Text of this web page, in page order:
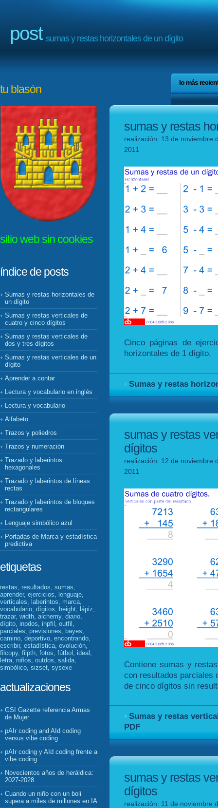
post sumas y restas horizontales de un dígito
lo más
tu blasón
sitio web sin cookies
índice de posts
Sumas y restas horizontales de
un dígito
Sumas y restas verticales de
cuatro y cinco dígitos
Sumas y restas verticales de
dos y tres dígitos
Sumas y restas verticales de un
dígito
Aprender a contar
Lectura y vocabulario en inglés
Lectura y vocabulario
Alfabeto
Trazos y poliedros
Trazos y numeración
Trazado y laberintos
hexagonales
Trazado y laberintos de líneas
rectas
Trazado y laberintos de bloques
rectangulares
Lenguaje simbólico azul
Portadas de Marca y estadística
predictiva
etiquetas
restas, resultados, sumas,
aprender, ejercicios, lenguaje,
verticales, laberintos, marca,
vocabulario, dígitos, height, lápiz,
trazar, width, alchemy, diario,
dígito, inpdos, inpfil, outfil,
parciales, previsiones, bayes,
camino, deportivo, encontrando,
escribir, estadística, evolución,
filcopy, filpth, fotos, fútbol, ideal,
letra, niños, outdos, salida,
simbólico, sizset, sysexe
actualizaciones
GSI Gazette referencia Armas
de Mujer
pAIr coding and AId coding
versus vibe coding
pAIr coding y AId coding frente a
vibe coding
Novecientos años de heráldica:
2027-2028
Cuando un niño con un boli
supera a miles de millones en IA
sumas y restas
realización: 13 de noviembre
2011
Cinco páginas de
horizontales de 1 dígito.
Sumas y restas
sumas y restas
dígitos
realización: 12 de noviembre
2011
Contiene sumas y
con resultados parciales
de cinco dígitos sin
Sumas y restas
PDF
sumas y restas
dígitos
realización: 11 de noviembre